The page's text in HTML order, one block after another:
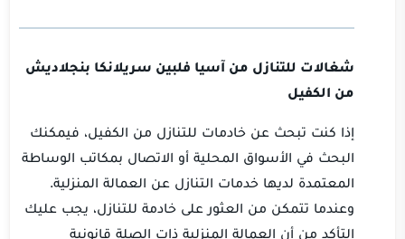
شغالات للتنازل من آسيا فلبين سريلانكا بنجلاديش
من الكفيل
إذا كنت تبحث عن خادمات للتنازل من الكفيل، فيمكنك
البحث في الأسواق المحلية أو الاتصال بمكاتب الوساطة
المعتمدة لديها خدمات التنازل عن العمالة المنزلية.
وعندما تتمكن من العثور على خادمة للتنازل، يجب عليك
التأكد من أن العمالة المنزلية ذات الصلة قانونية